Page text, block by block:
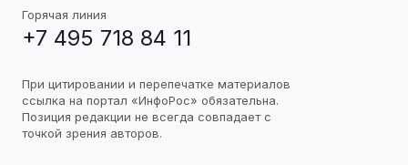
Горячая линия
+7 495 718 84 11
При цитировании и перепечатке материалов
ссылка на портал «ИнфоРос» обязательна.
Позиция редакции не всегда совпадает с
точкой зрения авторов.